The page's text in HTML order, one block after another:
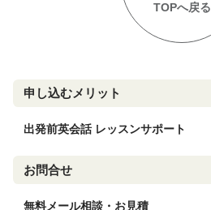
TOPへ戻る
申し込むメリット
出発前英会話 レッスンサポート
お問合せ
無料メール相談・お見積